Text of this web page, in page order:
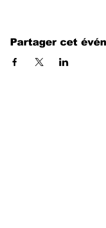
Partager cet